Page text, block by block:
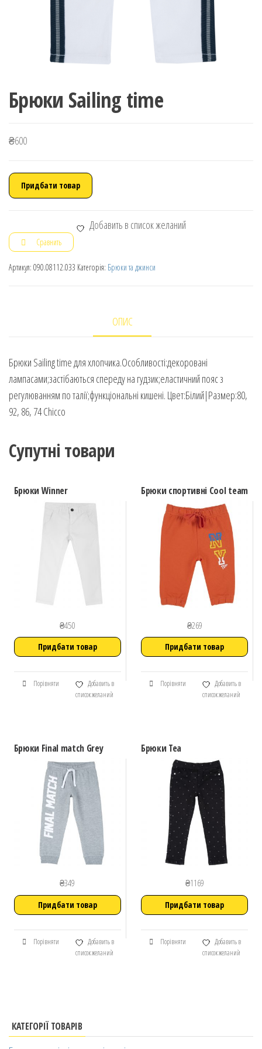
Брюки Sailing time
₴600
Придбати товар
Добавить в список желаний
Сравнить
Артикул: 090.08112.033 Категорія: Брюки та джинси
ОПИС
Брюки Sailing time для хлопчика.Особливості:декоровані
лампасами;застібаються спереду на гудзик;еластичний пояс з
регулюванням по талії;функціональні кишені. Цвет:Білий|Размер:80,
92, 86, 74 Chicco
Супутні товари
Брюки Winner
₴450
Придбати товар
Порівняти
Добавить в
список желаний
Брюки спортивні Cool team
₴269
Придбати товар
Порівняти
Добавить в
список желаний
Брюки Final match Grey
₴349
Придбати товар
Порівняти
Добавить в
список желаний
Брюки Tea
₴1169
Придбати товар
Порівняти
Добавить в
список желаний
КАТЕГОРІЇ ТОВАРІВ